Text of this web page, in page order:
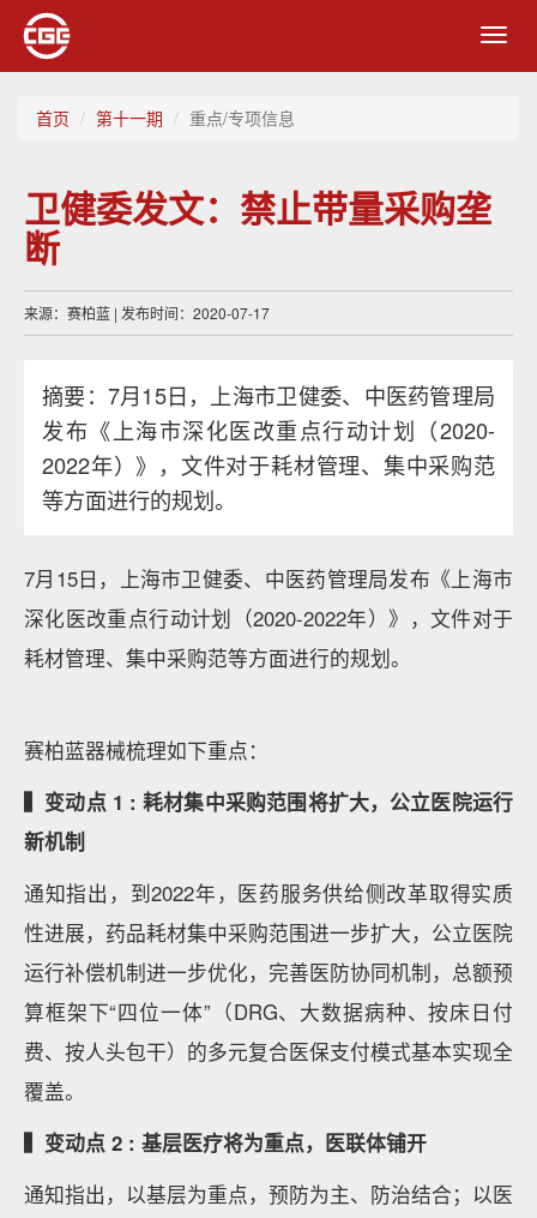
首页 第十一期 重点/专项信息
卫健委发文：禁止带量采购垄
断
来源：赛柏蓝 | 发布时间：2020-07-17
摘要：7月15日，上海市卫健委、中医药管理局
发布《上海市深化医改重点行动计划（2020-
2022年）》，文件对于耗材管理、集中采购范
等方面进行的规划。
7月15日，上海市卫健委、中医药管理局发布《上海市
深化医改重点行动计划（2020-2022年）》，文件对于
耗材管理、集中采购范等方面进行的规划。
赛柏蓝器械梳理如下重点：
▍变动点 1 : 耗材集中采购范围将扩大，公立医院运行
新机制
通知指出，到2022年，医药服务供给侧改革取得实质
性进展，药品耗材集中采购范围进一步扩大，公立医院
运行补偿机制进一步优化，完善医防协同机制，总额预
算框架下“四位一体”（DRG、大数据病种、按床日付
费、按人头包干）的多元复合医保支付模式基本实现全
覆盖。
▍变动点 2 : 基层医疗将为重点，医联体铺开
通知指出，以基层为重点，预防为主、防治结合；以医